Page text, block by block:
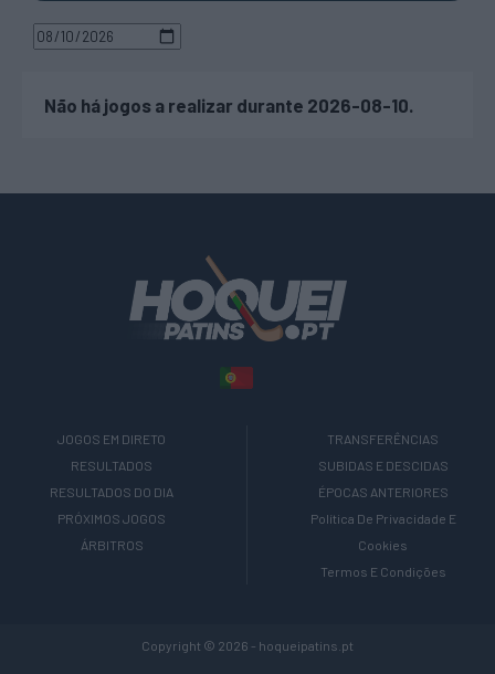
Não há jogos a realizar durante 2026-08-10.
JOGOS EM DIRETO
RESULTADOS
RESULTADOS DO DIA
PRÓXIMOS JOGOS
ÁRBITROS
TRANSFERÊNCIAS
SUBIDAS E DESCIDAS
ÉPOCAS ANTERIORES
Política De Privacidade E
Cookies
Termos E Condições
Copyright © 2026 - hoqueipatins.pt